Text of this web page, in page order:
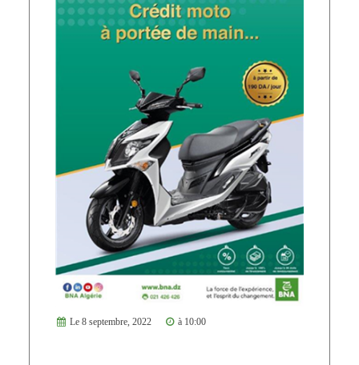
Le 8 septembre, 2022 à 10:00